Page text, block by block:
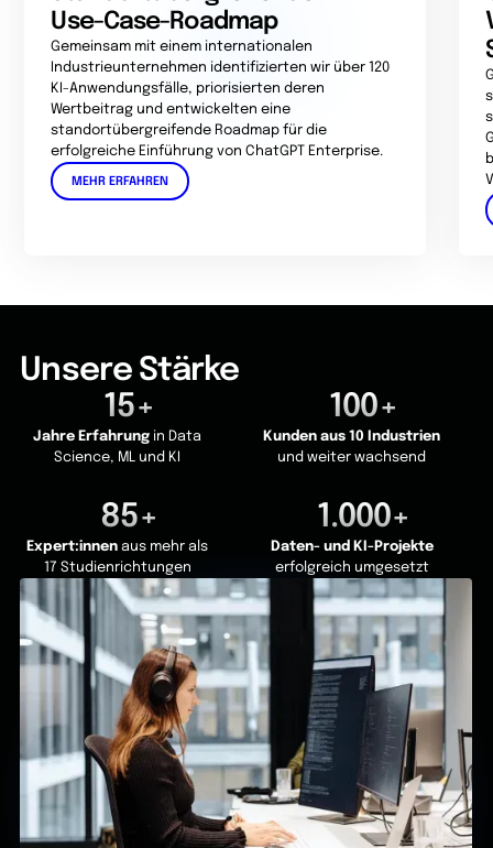
Use-Case-Roadmap
Gemeinsam mit einem internationalen
Industrieunternehmen identifizierten wir über 120
KI-Anwendungsfälle, priorisierten deren
Wertbeitrag und entwickelten eine
standortübergreifende Roadmap für die
erfolgreiche Einführung von ChatGPT Enterprise.
MEHR ERFAHREN
Unsere Stärke
15+
Jahre Erfahrung in Data
Science, ML und KI
100+
Kunden aus 10 Industrien
und weiter wachsend
85+
Expert:innenaus mehr als
17 Studienrichtungen
1.000+
Daten- und KI-Projekte
erfolgreich umgesetzt